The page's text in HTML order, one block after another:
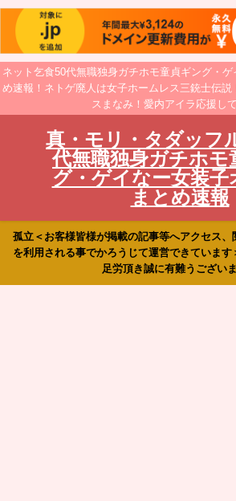
ネット乞食50代無職独身ガチホモ童貞ギング・
め速報！ネトゲ廃人は女子ホームレス三銃士伝説
スまなみ！愛内アイラ応援して
真・モリ・タダッフ
代無職独身ガチホモ
グ・ゲイなー女装子
まとめ速報
孤立＜お客様皆様が掲載の記事等へアクセス、
を利用される事でかろうじて運営できていま
足労頂き誠に有難うございま